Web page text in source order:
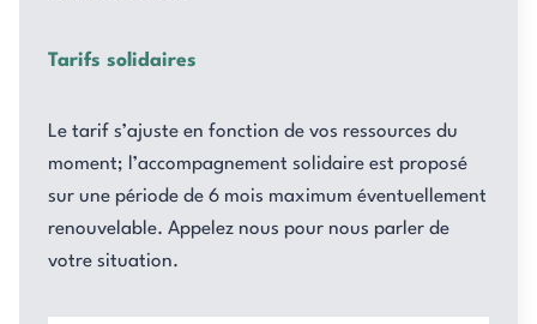
Tarifs solidaires
Le tarif s’ajuste en fonction de vos ressources du
moment; l’accompagnement solidaire est proposé
sur une période de 6 mois maximum éventuellement
renouvelable. Appelez nous pour nous parler de
votre situation.